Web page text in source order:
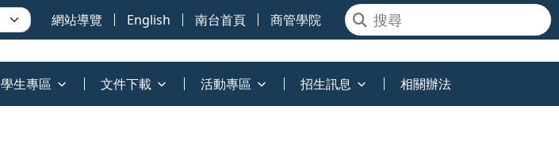
網站導覽 English 南台首頁 商管學院
學生專區 文件下載 活動專區 招生訊息 相關辦法